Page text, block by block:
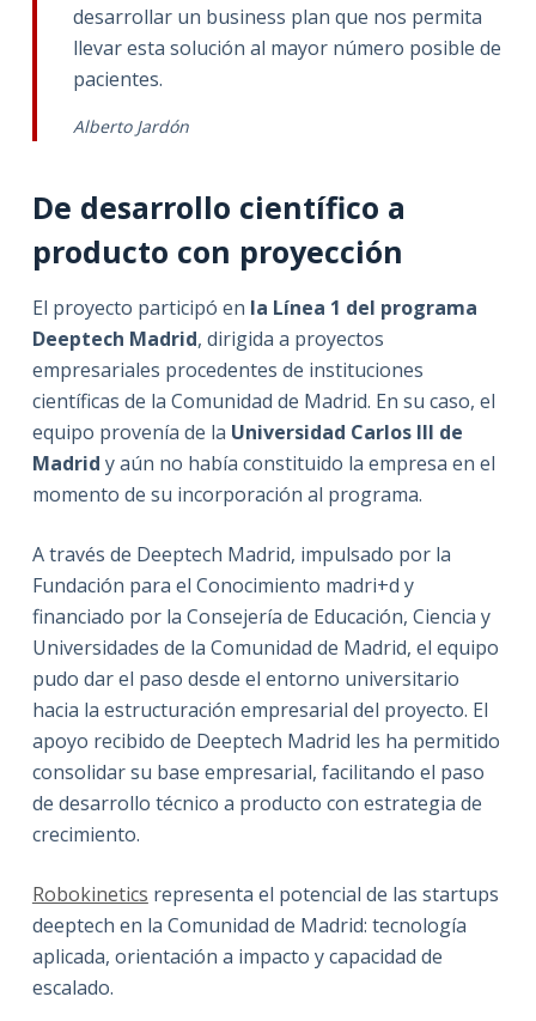
desarrollar un business plan que nos permita
llevar esta solución al mayor número posible de
pacientes.
Alberto Jardón
De desarrollo científico a
producto con proyección
El proyecto participó en la Línea 1 del programa
Deeptech Madrid, dirigida a proyectos
empresariales procedentes de instituciones
científicas de la Comunidad de Madrid. En su caso, el
equipo provenía de la Universidad Carlos III de
Madrid y aún no había constituido la empresa en el
momento de su incorporación al programa.
A través de Deeptech Madrid, impulsado por la
Fundación para el Conocimiento madri+d y
financiado por la Consejería de Educación, Ciencia y
Universidades de la Comunidad de Madrid, el equipo
pudo dar el paso desde el entorno universitario
hacia la estructuración empresarial del proyecto. El
apoyo recibido de Deeptech Madrid les ha permitido
consolidar su base empresarial, facilitando el paso
de desarrollo técnico a producto con estrategia de
crecimiento.
Robokinetics representa el potencial de las startups
deeptech en la Comunidad de Madrid: tecnología
aplicada, orientación a impacto y capacidad de
escalado.